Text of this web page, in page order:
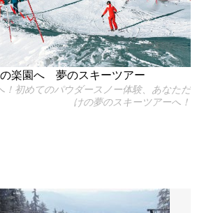
楽園へ 夢のスキーツアー
！初めてのパウダースノー体験、あなただ
けの夢のスキーツアーへ！